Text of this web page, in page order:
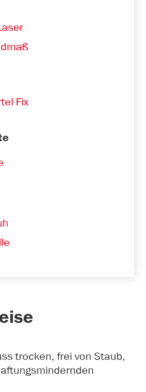
Fix
trocken, frei von Staub,